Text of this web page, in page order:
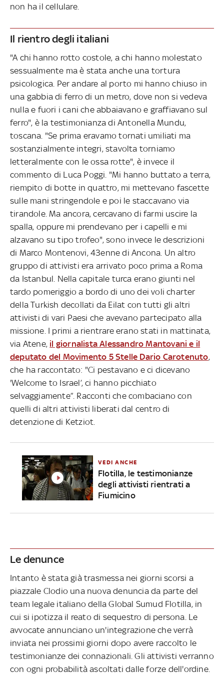
non ha il cellulare.
Il rientro degli italiani
"A chi hanno rotto costole, a chi hanno molestato
sessualmente ma è stata anche una tortura
psicologica. Per andare al porto mi hanno chiuso in
una gabbia di ferro di un metro, dove non si vedeva
nulla e fuori i cani che abbaiavano e graffiavano sul
ferro", è la testimonianza di Antonella Mundu,
toscana. "Se prima eravamo tornati umiliati ma
sostanzialmente integri, stavolta torniamo
letteralmente con le ossa rotte", è invece il
commento di Luca Poggi. "Mi hanno buttato a terra,
riempito di botte in quattro, mi mettevano fascette
sulle mani stringendole e poi le staccavano via
tirandole. Ma ancora, cercavano di farmi uscire la
spalla, oppure mi prendevano per i capelli e mi
alzavano su tipo trofeo", sono invece le descrizioni
di Marco Montenovi, 43enne di Ancona. Un altro
gruppo di attivisti era arrivato poco prima a Roma
da Istanbul. Nella capitale turca erano giunti nel
tardo pomeriggio a bordo di uno dei voli charter
della Turkish decollati da Eilat con tutti gli altri
attivisti di vari Paesi che avevano partecipato alla
missione. I primi a rientrare erano stati in mattinata,
via Atene, il giornalista Alessandro Mantovani e il
deputato del Movimento 5 Stelle Dario Carotenuto,
che ha raccontato: "Ci pestavano e ci dicevano
'Welcome to Israel’, ci hanno picchiato
selvaggiamente”. Racconti che combaciano con
quelli di altri attivisti liberati dal centro di
detenzione di Ketziot.
VEDI ANCHE
Flotilla, le testimonianze
degli attivisti rientrati a
Fiumicino
Le denunce
Intanto è stata già trasmessa nei giorni scorsi a
piazzale Clodio una nuova denuncia da parte del
team legale italiano della Global Sumud Flotilla, in
cui si ipotizza il reato di sequestro di persona. Le
avvocate annunciano un'integrazione che verrà
inviata nei prossimi giorni dopo avere raccolto le
testimonianze dei connazionali. Gli attivisti verranno
con ogni probabilità ascoltati dalle forze dell'ordine.